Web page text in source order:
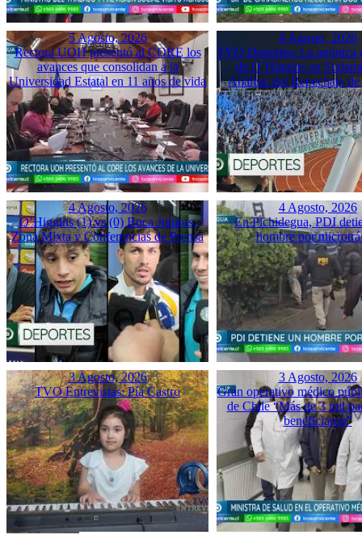
5 Agosto, 2026
Rectora UOH presentó al CORE los
avances que consolidan a la
Universidad Estatal en 11 años de vida
4 Agosto, 2026
TVO Deportes: La agónica
de O’Higgins en
Análisis del Repechaje de
4 Agosto, 2026
O’Higgins (1) vs (0) Boca Juniors:
Zona Mixta y Conferencias de Prensa
4 Agosto, 2026
En Pichidegua, PDI
hombre por
3 Agosto, 2026
TVO Entrevistas: Pía Castro
3 Agosto, 2026
Gran operativo médico
de Chile “Más de 3 mil
beneficiaron”